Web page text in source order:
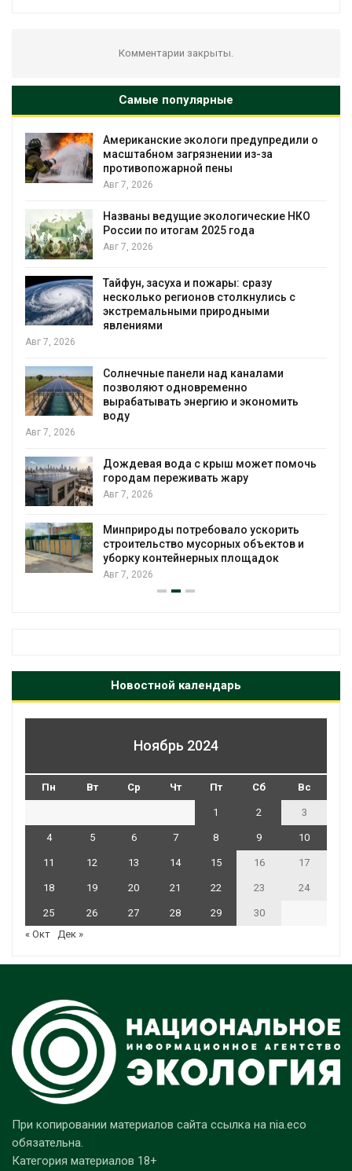
Комментарии закрыты.
Самые популярные
Американские экологи предупредили о
масштабном загрязнении из-за
противопожарной пены
Авг 7, 2026
Названы ведущие экологические НКО
России по итогам 2025 года
Авг 7, 2026
Тайфун, засуха и пожары: сразу
несколько регионов столкнулись с
экстремальными природными
явлениями
Авг 7, 2026
Солнечные панели над каналами
позволяют одновременно
вырабатывать энергию и экономить
воду
Авг 7, 2026
Дождевая вода с крыш может помочь
городам переживать жару
Авг 7, 2026
Минприроды потребовало ускорить
строительство мусорных объектов и
уборку контейнерных площадок
Авг 7, 2026
Новостной календарь
Ноябрь 2024
Пн Вт Ср Чт Пт Сб Вс
1 2 3
4 5 6 7 8 9 10
11 12 13 14 15 16 17
18 19 20 21 22 23 24
25 26 27 28 29
30
« Окт Дек »
При копировании материалов сайта ссылка на nia.eco
обязательна.
Категория материалов 18+